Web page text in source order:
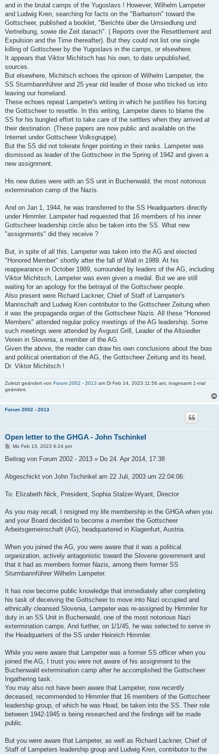
and in the brutal camps of the Yugoslavs ! However, Wilhelm Lampeter
and Ludwig Kren, searching for facts on the "Barbarism" toward the
Gottscheer, published a booklet, "Berichte über die Umsiedlung und
Vertreibung, sowie die Zeit danach". ( Reports over the Resettlement and
Expulsion and the Time thereafter). But they could not list one single
killing of Gottscheer by the Yugoslavs in the camps, or elsewhere.
It appears that Viktor Michitsch has his own, to date unpublished,
sources.
But elsewhere, Michitsch echoes the opinion of Wilhelm Lampeter, the
SS Sturmbannführer and 25 year old leader of those who tricked us into
leaving our homeland.
These echoes repeat Lampeter's writing in which he justifies his forcing
the Gottscheer to resettle. In this writing, Lampeter dares to blame the
SS for his bungled effort to take care of the settlers when they arrived at
their destination. (These papers are now public and available on the
Internet under Gottscheer Volksgruppe).
But the SS did not tolerate finger pointing in their ranks. Lampeter was
dismissed as leader of the Gottscheer in the Spring of 1942 and given a
new assignment.
His new duties were with an SS unit in Buchenwald, the most notorious
extermination camp of the Nazis.
And on Jan 1, 1944, he was transferred to the SS Headquarters directly
under Himmler. Lampeter had requested that 16 members of his inner
Gottscheer leadership circle also be taken into the SS. What new
"assignments" did they receive ?
But, in spite of all this, Lampeter was taken into the AG and elected
"Honored Member" shortly after the fall of Wall in 1989. At his
reappearance in October 1989, surrounded by leaders of the AG, including
Viktor Michitsch, Lampeter was even given a medal. But we are still
waiting for an apology for the betrayal of the Gottscheer people.
Also present were Richard Lackner, Chief of Staff of Lampeter's
Mannschaft and Ludwig Kren contributor to the Gottscheer Zeitung when
it was the propaganda organ of the Gottscheer Nazis. All these "Honored
Members" attended regular policy meetings of the AG leadership. Some
such meetings were attended by Avgust Grill, Leader of the Altsiedler
Verein in Slovenia, a member of the AG.
Given the above, the reader can draw his own conclusions about the bias
and political orientation of the AG, the Gottscheer Zeitung and its head,
Dr. Viktor Michitsch !
Zuletzt geändert von Forum 2002 - 2013 am Di Feb 14, 2023 11:56 am, insgesamt 1-mal
geändert.
Forum 2002 - 2013
Open letter to the GHGA - John Tschinkel
B
i
a
g
Mo Feb 13, 2023 6:24 pm
Beitrag von Forum 2002 - 2013 » Do 24. Apr 2014, 17:38
Abgeschickt von John Tschinkel am 22 Juli, 2003 um 22:04:06:
To: Elizabeth Nick, President, Sophia Stalzer-Wyant, Director
As you may recall, I resigned my life membership in the GHGA when you
and your Board decided to become a member the Gottscheer
Arbeitsgemeinschaft (AG), headquartered in Klagenfurt, Austria.
When you joined the AG, you were aware that it was a political
organization, actively antagonistic toward the Slovene government and
that it had as members former Nazis, among them former SS
Sturmbannführer Wilhelm Lampeter.
It has now become public knowledge that immediately after completing
his task of deceiving the Gottscheer to move into Nazi occupied and
ethnically cleansed Slovenia, Lampeter was re-assigned by Himmler for
duty in an SS Unit in Buchenwald, one of the most notorious Nazi
extermination camps. And further, on 1/1/45, he was selected to serve in
the Headquarters of the SS under Heinrich Himmler.
While you were aware that Lampeter was a former SS officer when you
joined the AG, I trust you were not aware of his assignment to the
Buchenwald extermination camp after he accomplished the Gottscheer
Ingathering task.
You may also not have been aware that Lampeter, now recently
deceased, recommended to Himmler that 16 members of the Gottscheer
leadership group, of which he was Head, be taken into the SS. Their role
between 1942-1945 is being researched and the findings will be made
public.
But you were aware that Lampeter, as well as Richard Lackner, Chief of
Staff of Lampeters leadership group and Ludwig Kren, contributor to the